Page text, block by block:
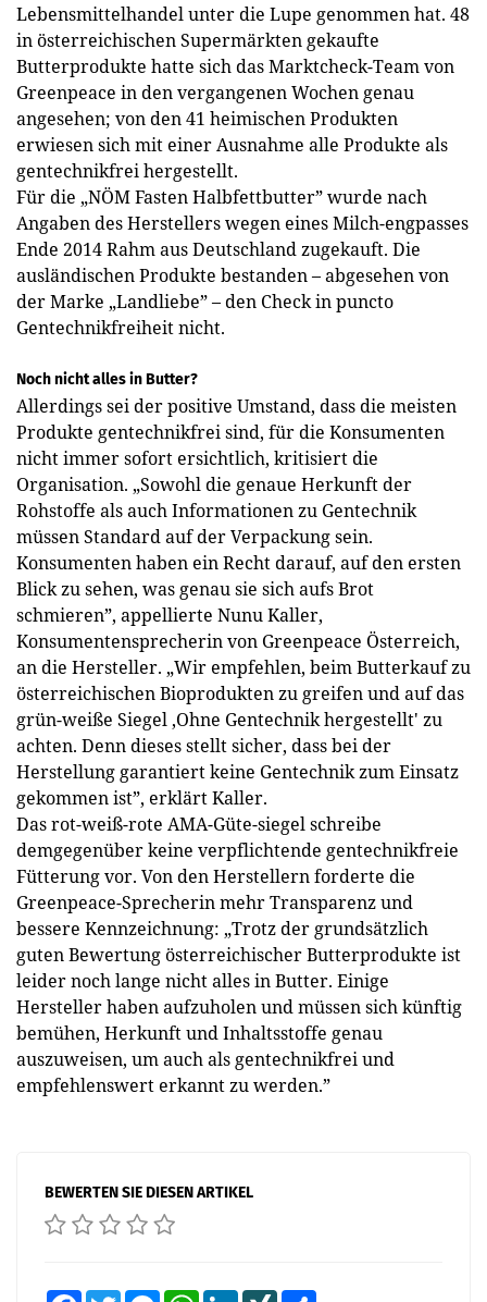
Lebensmittelhandel unter die Lupe genommen hat. 48
in österreichischen Supermärkten gekaufte
Butterprodukte hatte sich das Marktcheck-Team von
Greenpeace in den vergangenen Wochen genau
angesehen; von den 41 heimischen Produkten
erwiesen sich mit einer Ausnahme alle Produkte als
gentechnikfrei hergestellt.
Für die „NÖM Fasten Halbfettbutter” wurde nach
Angaben des Herstellers wegen eines Milch-engpasses
Ende 2014 Rahm aus Deutschland zugekauft. Die
ausländischen Produkte bestanden – abgesehen von
der Marke „Landliebe” – den Check in puncto
Gentechnikfreiheit nicht.
Noch nicht alles in Butter?
Allerdings sei der positive Umstand, dass die meisten
Produkte gentechnikfrei sind, für die Konsumenten
nicht immer sofort ersichtlich, kritisiert die
Organisation. „Sowohl die genaue Herkunft der
Rohstoffe als auch Informationen zu Gentechnik
müssen Standard auf der Verpackung sein.
Konsumenten haben ein Recht darauf, auf den ersten
Blick zu sehen, was genau sie sich aufs Brot
schmieren”, appellierte Nunu Kaller,
Konsumentensprecherin von Greenpeace Österreich,
an die Hersteller. „Wir empfehlen, beim Butterkauf zu
österreichischen Bioprodukten zu greifen und auf das
grün-weiße Siegel ‚Ohne Gentechnik hergestellt' zu
achten. Denn dieses stellt sicher, dass bei der
Herstellung garantiert keine Gentechnik zum Einsatz
gekommen ist”, erklärt Kaller.
Das rot-weiß-rote AMA-Güte-siegel schreibe
demgegenüber keine verpflichtende gentechnikfreie
Fütterung vor. Von den Herstellern forderte die
Greenpeace-Sprecherin mehr Transparenz und
bessere Kennzeichnung: „Trotz der grundsätzlich
guten Bewertung österreichischer Butterprodukte ist
leider noch lange nicht alles in Butter. Einige
Hersteller haben aufzuholen und müssen sich künftig
bemühen, Herkunft und Inhaltsstoffe genau
auszuweisen, um auch als gentechnikfrei und
empfehlenswert erkannt zu werden.”
BEWERTEN SIE DIESEN ARTIKEL
FacebookTwitter MessengerWhatsAppLinkedInXING